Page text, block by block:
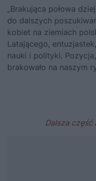
„Brakująca połowa
do dalszych
kobiet na ziemiach
Latającego,
nauki i polityki.
brakowało na naszym